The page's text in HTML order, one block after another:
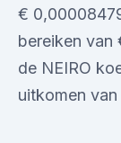
€
bereiken van
de NEIRO
uitkomen van